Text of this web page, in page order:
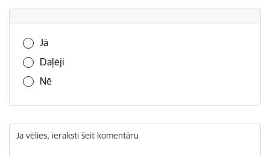
Vai šī informācija bija noderīga?
Jā
Daļēji
Nē
Ja vēlies, ieraksti šeit komentāru